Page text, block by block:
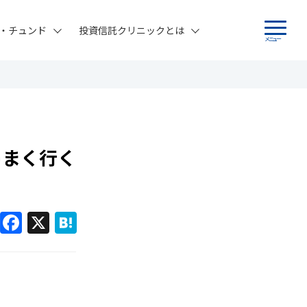
メニュー
チュンド 投資信託クリニックとは
く行く
F X